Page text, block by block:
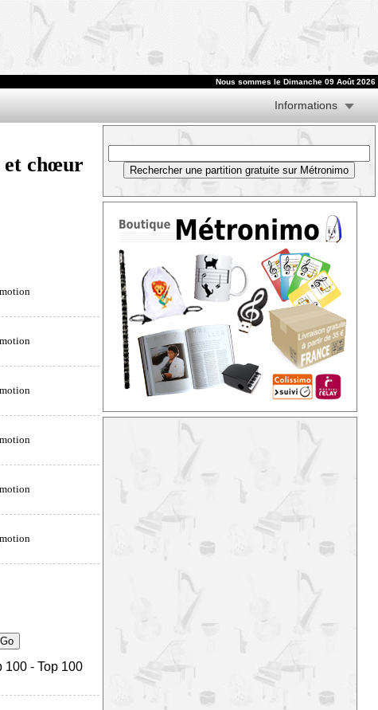
Nous sommes le Dimanche 09 Août 2026
Informations
et chœur
100 - Top 100